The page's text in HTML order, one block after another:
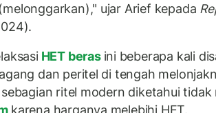
ujar Arief kepada
HET beras ini beberapa kali
dan peritel di tengah
ritel modern diketahui tidak
karena harganya melebihi HET.